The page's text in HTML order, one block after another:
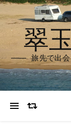
翠
旅先で出